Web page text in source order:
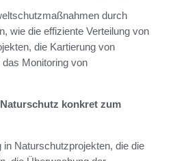
durch
wie die effiziente Verteilung von
die Kartierung von
Monitoring von
konkret zum
in Naturschutzprojekten, die die